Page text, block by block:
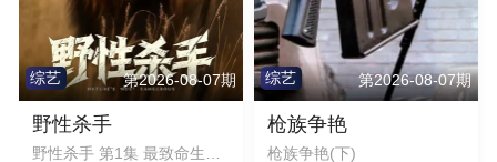
综艺 第2026-08-07期
野性杀手
野性杀手 第1集 最致命生物揭秘
综艺 第2026-08-07期
枪族争艳
枪族争艳(下)